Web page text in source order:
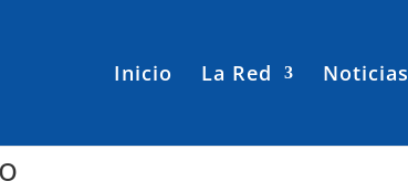
Inicio La Red Noticias